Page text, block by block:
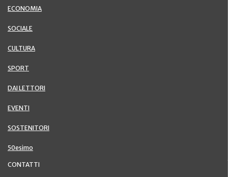
ECONOMIA
SOCIALE
CULTURA
SPORT
DAI LETTORI
EVENTI
SOSTENITORI
50esimo
CONTATTI